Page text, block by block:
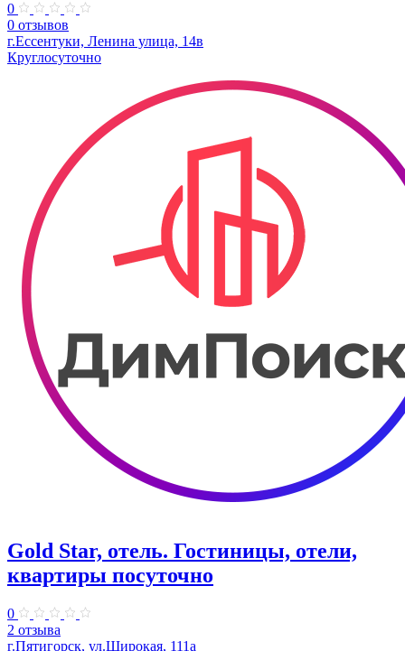
0
0 отзывов
г.Ессентуки, Ленина улица, 14в
Круглосуточно
Gold Star, отель. Гостиницы, отели,
квартиры посуточно
0
2 отзыва
г.Пятигорск, ул.Широкая, 111а